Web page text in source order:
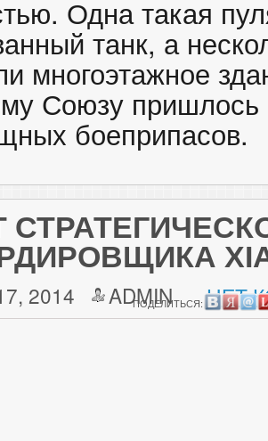
Одна такая
танк, а
многоэтажное
Союзу пришлось
боеприпасов.
2014 ADMIN НЕТ
ПОДЕЛИТЬСЯ: